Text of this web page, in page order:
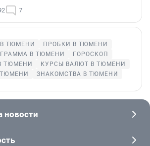
7
ТЮМЕНИ
ПРОБКИ В ТЮМЕНИ
В ТЮМЕНИ
ГОРОСКОП
ТЮМЕНИ
КУРСЫ ВАЛЮТ В ТЮМЕНИ
ЗНАКОМСТВА В ТЮМЕНИ
новости